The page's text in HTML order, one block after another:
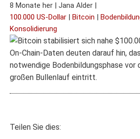
8 Monate her | Jana Alder |
100.000 US-Dollar | Bitcoin |
Konsolidierung
Teilen Sie dies: